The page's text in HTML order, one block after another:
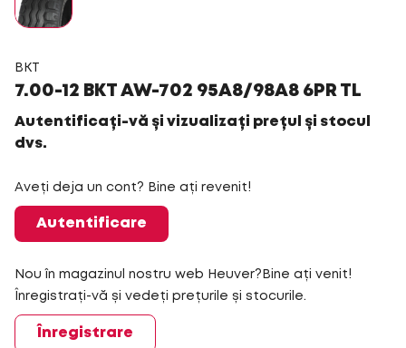
BKT
7.00-12 BKT AW-702 95A8/98A8 6PR TL
Autentificați-vă și vizualizați prețul și stocul
dvs.
Aveți deja un cont? Bine ați revenit!
Autentificare
Nou în magazinul nostru web Heuver?Bine ați venit!
Înregistrați-vă și vedeți prețurile și stocurile.
Înregistrare